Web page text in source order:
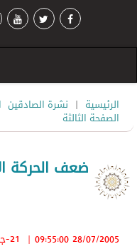
الرئيسية | نشرة الصادقين
الصفحة الثالثة
ضعف الحركة
28/07/2005 09:55:00
| 21-جمادى الاخرى- 1426